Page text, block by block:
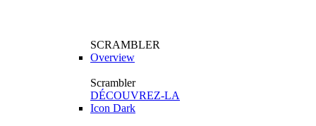
SCRAMBLER
Overview
Scrambler
DÉCOUVREZ-LA
Icon Dark